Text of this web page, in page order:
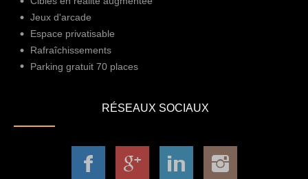
Jeux d'arcade
Espace privatisable
Rafraîchissements
Parking gratuit 70 places
RÉSEAUX SOCIAUX